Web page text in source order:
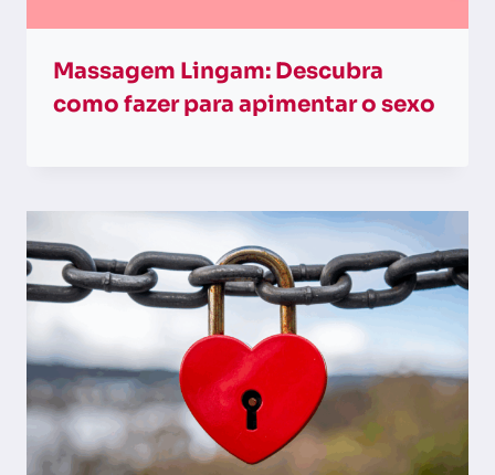
Massagem Lingam: Descubra
como fazer para apimentar o sexo